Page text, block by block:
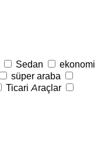
Sedan
ekonomi
süper araba
Ticari Araçlar